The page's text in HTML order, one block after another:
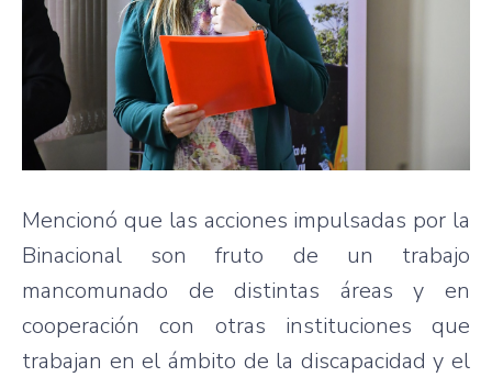
Mencionó que las acciones impulsadas por la
Binacional son fruto de un trabajo
mancomunado de distintas áreas y en
cooperación con otras instituciones que
trabajan en el ámbito de la discapacidad y el